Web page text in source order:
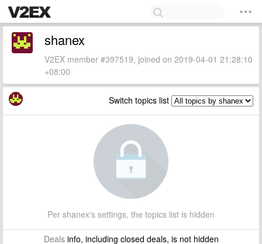
shanex
V2EX member #397519, joined on 2019-04-01 21:28:10
+08:00
Switch topics list
Per shanex's settings, the topics list is hidden
Dealsinfo, including closed deals, is not hidden